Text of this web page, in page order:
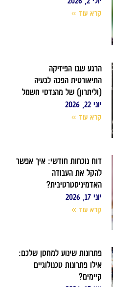
קרא עוד »
הרגע שבו הפיזיקה
התיאורטית הפכה לבעיה
(וליתרון) של מהנדסי חשמל
יוני 22, 2026
קרא עוד »
דוח נוכחות חודשי: איך אפשר
להקל את העבודה
האדמיניסטרטיבית?
יוני 17, 2026
קרא עוד »
פתרונות שינוע למחסן שלכם:
אילו פתרונות טכנולוגיים
קיימים?